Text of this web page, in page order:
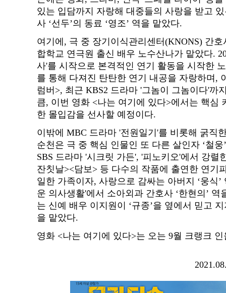
있는 입담까지 자랑해 대중들의 사랑을 받고
사 ‘선두’의 동료 ‘영조’ 역을 맡았다.
여기에, 극 중 장기이식관리센터(KNONS) 간호
합학교 연극원 출신 배우 노수산나가 맡았다.
사'를 시작으로 본격적인 연기 활동을 시작한
를 통해 다져진 탄탄한 연기 내공을 자랑하며,
럼버>, 최근 KBS2 드라마 '그놈이 그놈이다'까
큼, 이번 영화 <나는 여기에 있다>에서는 핵심
한 몰입감을 선사할 예정이다.
이밖에 MBC 드라마 '전원일기'를 비롯해 굵직
순천은 극 중 핵심 인물인 또 다른 살인자 ‘철웅
SBS 드라마 '시크릿 가든', '피노키오'에서 강렬
잔칫날><담보> 등 다수의 작품에 출연한 연기
일한 가족이자, 사랑으로 감싸는 아버지 ‘웅식’
운 의사생활'에서 소아외과 간호사 ‘한현의’
는 신예 배우 이지원이 ‘규종’을 옆에서 믿고
을 맡았다.
영화 <나는 여기에 있다>는 오는 9월 크랭크